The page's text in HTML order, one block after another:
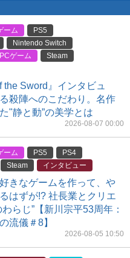
ーム
PS5
Nintendo Switch
PCゲーム
Steam
the Sword』インタビュ
殺陣へのこだわり。名作
"静と動”の美学とは
2026-08-07 00:00
ーム PS5
PS4
Steam インタビュー
きなゲームを作って、や
はずが!? 社長業とクリエ
らじ”【新川宗平53周年：
流儀＃8】
2026-08-05 10:50